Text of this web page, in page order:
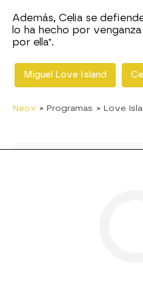
Además, Celia se
lo ha hecho por
por ella".
Miguel Love Island
Neox » Programas » Love